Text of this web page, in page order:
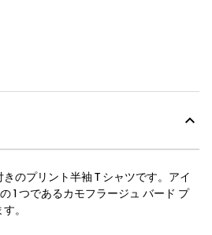
のプリント半袖 T シャツです。アイ
1 つであるカモフラージュ バード プ
。